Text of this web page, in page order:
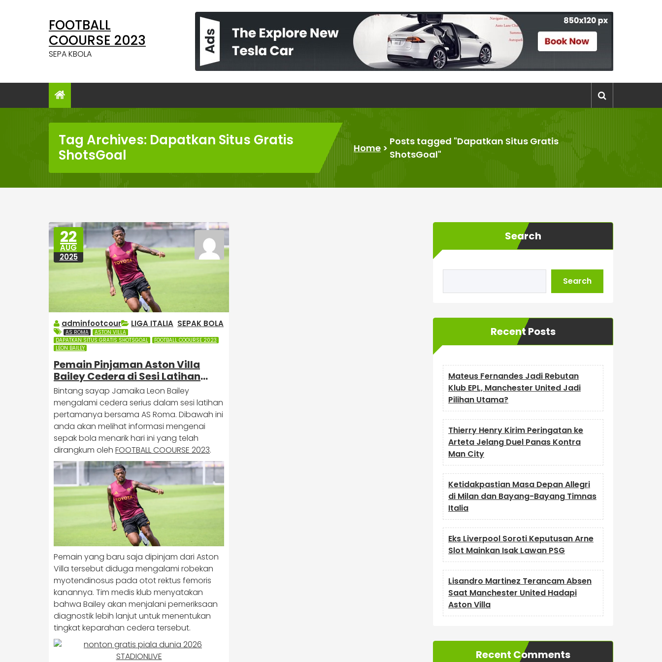
FOOTBALL
COOURSE 2023
SEPA KBOLA
Tag Archives: Dapatkan Situs Gratis
ShotsGoal
Home >
Posts tagged "Dapatkan Situs Gratis
ShotsGoal"
22
AUG
2025
adminfootcour LIGA ITALIA SEPAK BOLA
AS ROMA
ASTON VILLA
DAPATKAN SITUS GRATIS SHOTSGOAL
FOOTBALL COOURSE 2023
LEON BAILEY
Pemain Pinjaman Aston Villa
Bailey Cedera di Sesi Latihan
Pertama Roma
Bintang sayap Jamaika Leon Bailey
mengalami cedera serius dalam sesi latihan
pertamanya bersama AS Roma. Dibawah ini
anda akan melihat informasi mengenai
sepak bola menarik hari ini yang telah
dirangkum oleh FOOTBALL COOURSE 2023.
Pemain yang baru saja dipinjam dari Aston
Villa tersebut diduga mengalami robekan
myotendinosus pada otot rektus femoris
kanannya. Tim medis klub menyatakan
bahwa Bailey akan menjalani pemeriksaan
diagnostik lebih lanjut untuk menentukan
tingkat keparahan cedera tersebut.
Search
Search
Recent Posts
Mateus Fernandes Jadi Rebutan
Klub EPL, Manchester United Jadi
Pilihan Utama?
Thierry Henry Kirim Peringatan ke
Arteta Jelang Duel Panas Kontra
Man City
Ketidakpastian Masa Depan Allegri
di Milan dan Bayang-Bayang Timnas
Italia
Eks Liverpool Soroti Keputusan Arne
Slot Mainkan Isak Lawan PSG
Lisandro Martinez Terancam Absen
Saat Manchester United Hadapi
Aston Villa
Recent Comments